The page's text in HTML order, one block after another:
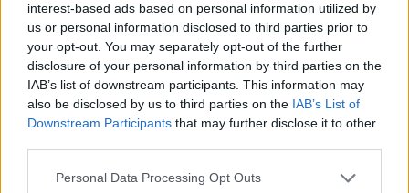
interest-based ads based on personal information utilized by
us or personal information disclosed to third parties prior to
your opt-out. You may separately opt-out of the further
disclosure of your personal information by third parties on the
IAB’s list of downstream participants. This information may
also be disclosed by us to third parties on the IAB’s List of
Downstream Participants that may further disclose it to other
Personal Data Processing Opt Outs
Kërcënim me bombë në
Milano, gjashtë qendra
tregtare zbrazen pas
mesazhit me email
SHBA ndal përkohësisht
avokadot nga Meksika
pas arrestimit të krerëve
të grupeve kriminale